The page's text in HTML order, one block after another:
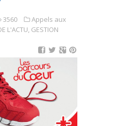
3560
Appels aux
L'ACTU, GESTION